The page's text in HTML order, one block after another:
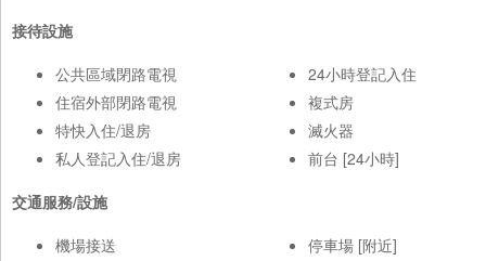
接待設施
公共區域閉路電視
住宿外部閉路電視
特快入住/退房
私人登記入住/退房
24小時登記入住
複式房
滅火器
前台 [24小時]
交通服務/設施
機場接送
停車場 [附近]